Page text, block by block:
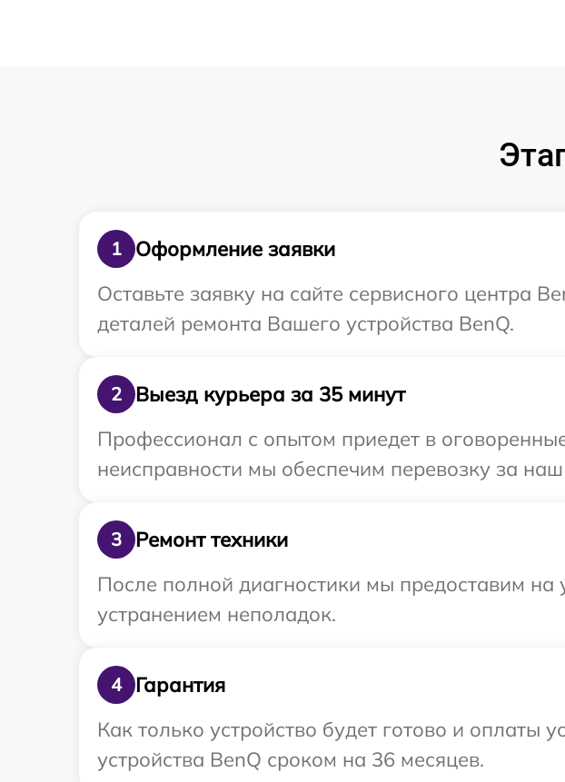
1
Оформление заявки
Оставьте заявку на сайте сервисного центра
деталей ремонта Вашего устройства BenQ.
2
Выезд курьера за 35 минут
Профессионал с опытом приедет в
неисправности мы обеспечим перевозку за
3
Ремонт техники
После полной диагностики мы предоставим
устранением неполадок.
4
Гарантия
Как только устройство будет готово и
устройства BenQ сроком на 36 месяцев.